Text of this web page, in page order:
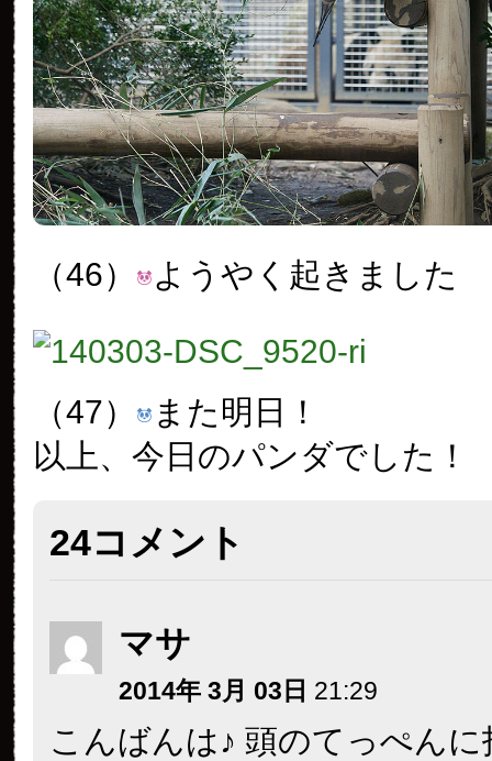
（46） ようやく起きました
（47）
また明日！
以上、今日のパンダでした！
24コメント
マサ
2014年 3月 03日 21:29
こんばんは♪ 頭のてっぺん